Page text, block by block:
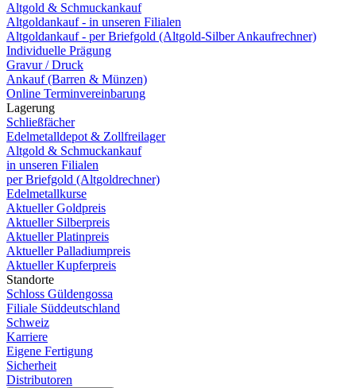
Altgold & Schmuckankauf
Altgoldankauf - in unseren Filialen
Altgoldankauf - per Briefgold (Altgold-Silber Ankaufrechner)
Individuelle Prägung
Gravur / Druck
Ankauf (Barren & Münzen)
Online Terminvereinbarung
Lagerung
Schließfächer
Edelmetalldepot & Zollfreilager
Altgold & Schmuckankauf
in unseren Filialen
per Briefgold (Altgoldrechner)
Edelmetallkurse
Aktueller Goldpreis
Aktueller Silberpreis
Aktueller Platinpreis
Aktueller Palladiumpreis
Aktueller Kupferpreis
Standorte
Schloss Güldengossa
Filiale Süddeutschland
Schweiz
Karriere
Eigene Fertigung
Sicherheit
Distributoren